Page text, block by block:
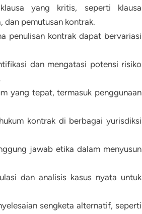
yang kritis, seperti klausa
dan pemutusan kontrak.
penulisan kontrak dapat bervariasi
dan mengatasi potensi risiko
yang tepat, termasuk penggunaan
kontrak di berbagai yurisdiksi
jawab etika dalam menyusun
dan analisis kasus nyata untuk
sengketa alternatif, seperti